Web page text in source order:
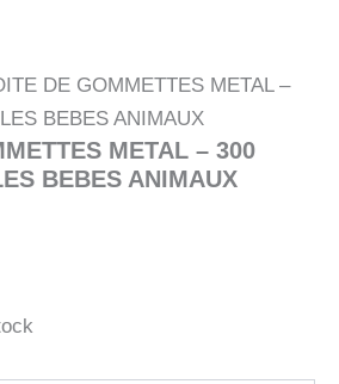
DE GOMMETTES METAL –
BEBES ANIMAUX
METAL – 300
BEBES ANIMAUX